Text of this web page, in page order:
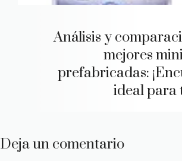
Análisis y
mejores
prefabricadas:
ideal para
Deja un comentario